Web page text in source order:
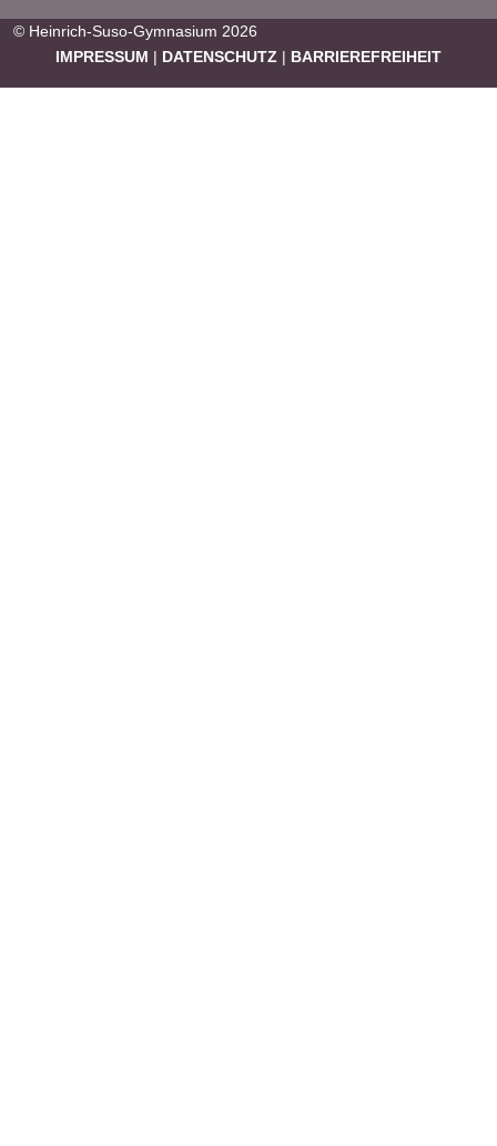
© Heinrich-Suso-Gymnasium 2026
IMPRESSUM | DATENSCHUTZ | BARRIEREFREIHEIT